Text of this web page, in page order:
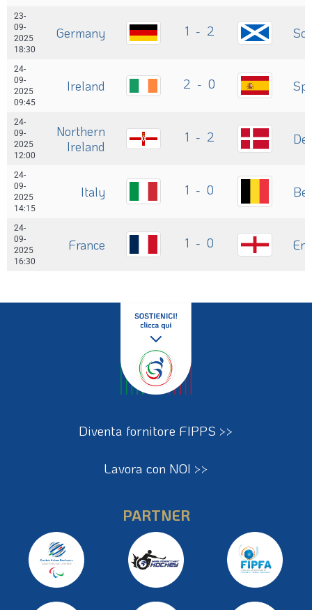
23-
09-
2025
18:30
Germany 1 - 2
24-
09-
2025
09:45
Ireland 2 - 0
24-
09-
2025
12:00
Northern
Ireland
1 - 2
24-
09-
2025
14:15
Italy 1 - 0
24-
09-
2025
16:30
France 1 - 0
Diventa fornitore FIPPS >>
Lavora con NOI >>
PARTNER